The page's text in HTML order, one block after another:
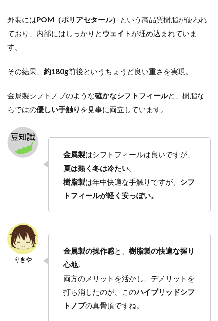
外装にはPOM（ポリアセタール）
という高品質樹脂が使われ
ており、内部にはしっかりと ウェイト が埋め込まれていま
す。
その結果、 約180g前後というちょうど良い重さを実現。
金属製シフトノブのような確かなシフトフィールと、樹脂な
らではの優しい手触り を見事に両立しています。
金属製はシフトフィールは良いですが、
夏は熱く冬は冷たい。
樹脂製は年中快適な手触りですが、 シフ
トフィールが軽く安っぽい。
金属製の操作感と、 樹脂製の快適な握り
心地。
両方のメリットを活かし、デメリットを
打ち消したのが、このハイブリッドシフ
トノブの真骨頂ですね。